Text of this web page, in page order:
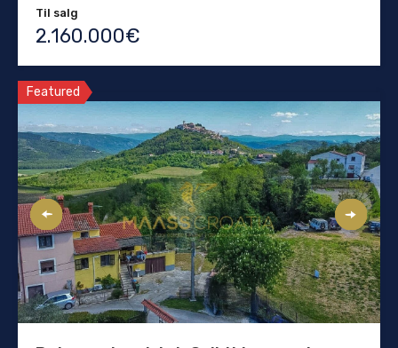
Til salg
2.160.000€
Featured